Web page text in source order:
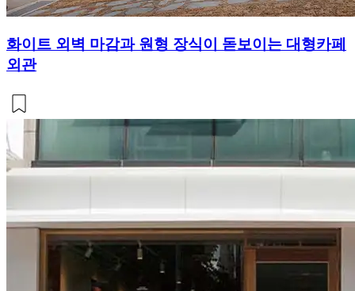
화이트 외벽 마감과 원형 장식이 돋보이는 대형카페
외관